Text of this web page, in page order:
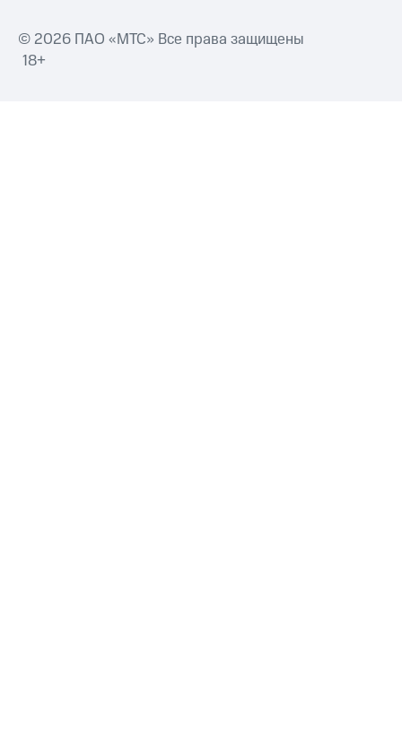
© 2026 ПАО «МТС» Все права защищены
18+